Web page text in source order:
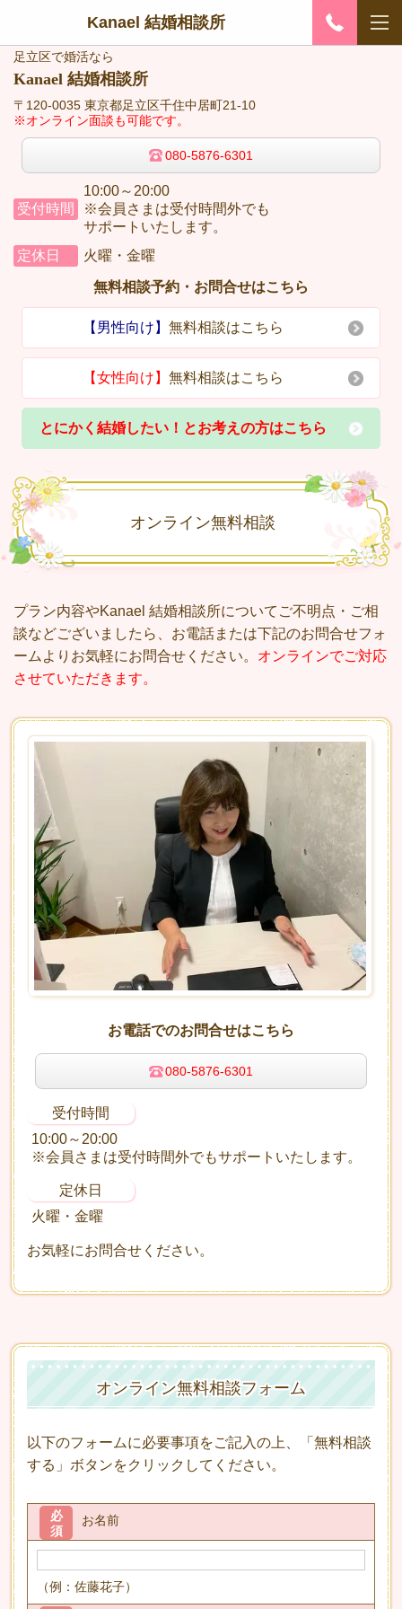
Kanael 結婚相談所
足立区で婚活なら
Kanael 結婚相談所
〒120-0035 東京都足立区千住中居町21-10
※オンライン面談も可能です。
080-5876-6301
受付時間
10:00～20:00
※会員さまは受付時間外でも
サポートいたします。
定休日
火曜・金曜
無料相談予約・お問合せはこちら
【男性向け】無料相談はこちら
【女性向け】無料相談はこちら
とにかく結婚したい！とお考えの方はこちら
オンライン無料相談
プラン内容やKanael 結婚相談所についてご不明点・ご相
談などございましたら、お電話または下記のお問合せフォ
ームよりお気軽にお問合せください。 オンラインでご対応
させていただきます。
お電話でのお問合せはこちら
080-5876-6301
受付時間
10:00～20:00
※会員さまは受付時間外でもサポートいたします。
定休日
火曜・金曜
お気軽にお問合せください。
オンライン無料相談フォーム
以下のフォームに必要事項をご記入の上、「無料相談
する」ボタンをクリックしてください。
お名前
必
須
（例：佐藤花子）